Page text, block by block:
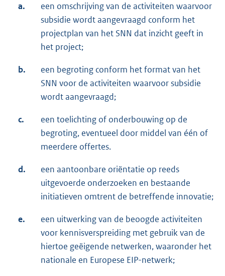
e
r
n
e
:
a.
een omschrijving van de activiteiten waarvoor
subsidie wordt aangevraagd conform het
projectplan van het SNN dat inzicht geeft in
het project;
b.
een begroting conform het format van het
SNN voor de activiteiten waarvoor subsidie
wordt aangevraagd;
c.
een toelichting of onderbouwing op de
begroting, eventueel door middel van één of
meerdere offertes.
d.
een aantoonbare oriëntatie op reeds
uitgevoerde onderzoeken en bestaande
initiatieven omtrent de betreffende innovatie;
e.
een uitwerking van de beoogde activiteiten
voor kennisverspreiding met gebruik van de
hiertoe geëigende netwerken, waaronder het
nationale en Europese EIP-netwerk;